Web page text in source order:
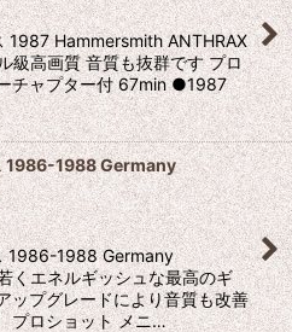
1987 Hammersmith ANTHRAX
級高画質 音質も抜群です プロ
チャプター付 67min ●1987
1986-1988 Germany
1986-1988 Germany
くエネルギッシュな最高のギ
ップグレードにより音質も改善
プロショット メニ…